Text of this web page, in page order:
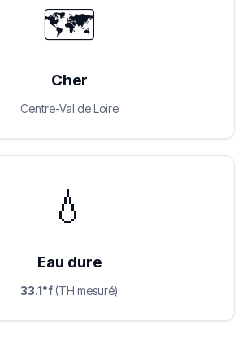
🗺️
Cher
Centre-Val de Loire
💧
Eau dure
33.1°f (TH mesuré)